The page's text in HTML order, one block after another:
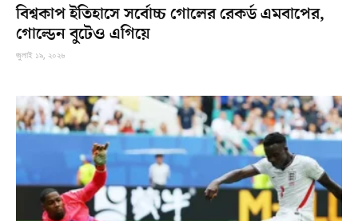
বিশ্বকাপ ইতিহাসে সর্বোচ্চ গোলের রেকর্ড এমবাপের,
গোল্ডেন বুটেও এগিয়ে
জুলাই ১৯, ২০২৬